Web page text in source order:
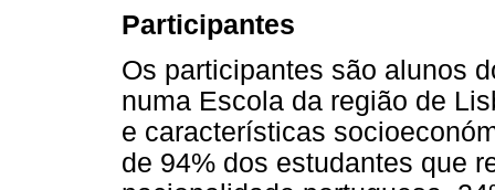
Participantes
Os participantes são alunos
numa Escola da região de
e características
de 94% dos estudantes que